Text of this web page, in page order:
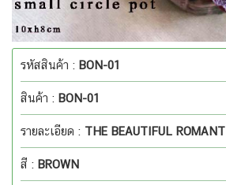
รหัสสินค้า : BON-01
สินค้า : BON-01
รายละเอียด : THE BEAUTIFUL
สี : BROWN